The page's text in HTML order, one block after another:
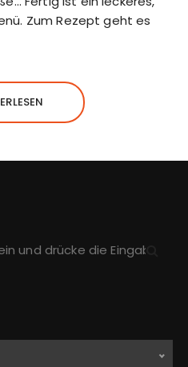
Zum Rezept geht es